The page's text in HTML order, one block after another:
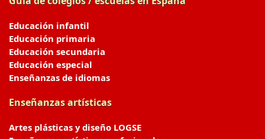
Educación infantil
Educación primaria
Educación secundaria
Educación especial
Enseñanzas de idiomas
Enseñanzas artísticas
Artes plásticas y diseño LOGSE